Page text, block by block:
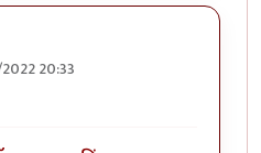
20:33